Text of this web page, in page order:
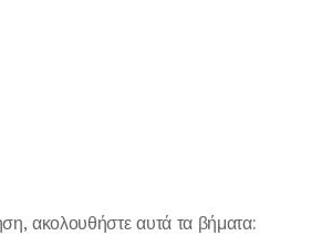
ακολουθήστε αυτά τα βήματα: